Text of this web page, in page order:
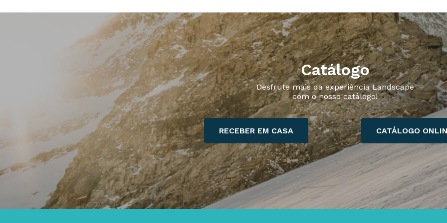
Catálogo
Desfrute mais da experiência Landscape
com o nosso catálogo!
RECEBER EM CASA CATÁLOGO